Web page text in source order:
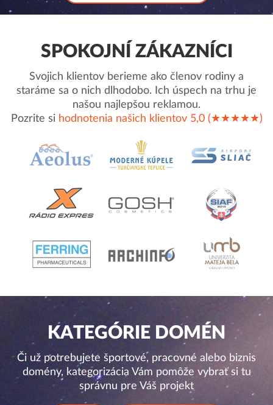
SPOKOJNÍ ZÁKAZNÍCI
Svojich klientov berieme ako členov rodiny a
staráme sa o nich dlhodobo. Ich úspech na trhu je
našou najlepšou reklamou.
Pozrite si hodnotenia našich klientov 5,0 (★★★★★)
KATEGÓRIE DOMÉN
Či už potrebujete športové, pracovné alebo biznis
domény, kategorizácia Vám pomôže vybrať si tu
správnu pre Váš projekt